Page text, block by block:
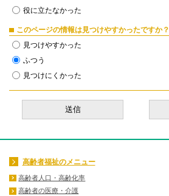
役に立たなかった
このページの情報は見つけやすかったですか？
見つけやすかった
ふつう
見つけにくかった
高齢者福祉のメニュー
高齢者人口・高齢化率
高齢者の医療・介護